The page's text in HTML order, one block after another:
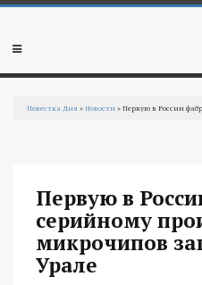
Перейти к основному содержанию
Мобильное
Повестка Дня »Новости » Первую в России
Первую в
серийному
микрочипов
Урале